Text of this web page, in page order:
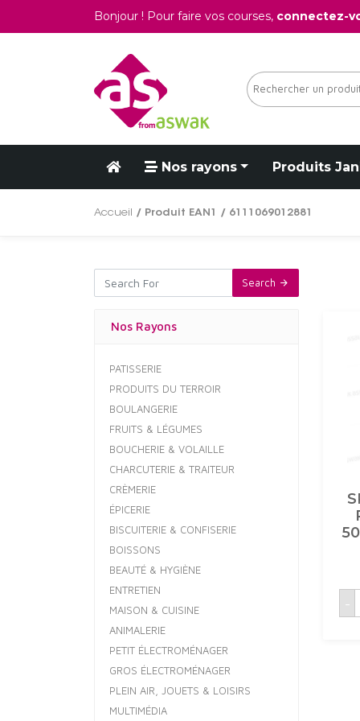
Bonjour ! Pour faire vos courses, connectez-
Nos rayons Produits
Accueil / Produit EAN1 / 6111069012881
Search
Nos Rayons
PATISSERIE
PRODUITS DU TERROIR
BOULANGERIE
FRUITS & LÉGUMES
BOUCHERIE & VOLAILLE
CHARCUTERIE & TRAITEUR
CRÈMERIE
ÉPICERIE
BISCUITERIE & CONFISERIE
BOISSONS
BEAUTÉ & HYGIÈNE
ENTRETIEN
MAISON & CUISINE
ANIMALERIE
PETIT ÉLECTROMÉNAGER
GROS ÉLECTROMÉNAGER
PLEIN AIR, JOUETS & LOISIRS
MULTIMÉDIA
-